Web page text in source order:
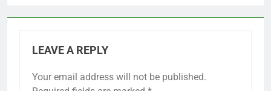
LEAVE A REPLY
Your email address will not be published.